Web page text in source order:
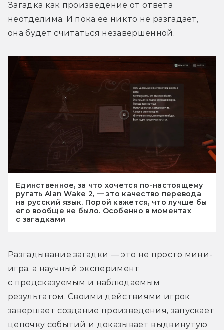
Загадка как произведение от ответа
неотделима. И пока её никто не разгадает,
она будет считаться незавершённой.
Единственное, за что хочется по-настоящему
ругать Alan Wake 2, — это качество перевода
на русский язык. Порой кажется, что лучше бы
его вообще не было. Особенно в моментах
с загадками
Разгадывание загадки — это не просто мини-
игра, а научный эксперимент
с предсказуемым и наблюдаемым
результатом. Своими действиями игрок
завершает создание произведения, запускает
цепочку событий и доказывает выдвинутую